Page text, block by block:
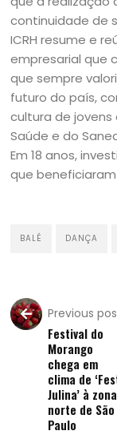
continuidade de
ICRH resume e
empresarial que
que sempre
futuro do país,
cultura de
Saúde e do
Em 18 anos,
que
BALÉ DANÇA
Previous
Festival do
Morango
chega em
clima de
Julina’ à zona
norte de São
Paulo